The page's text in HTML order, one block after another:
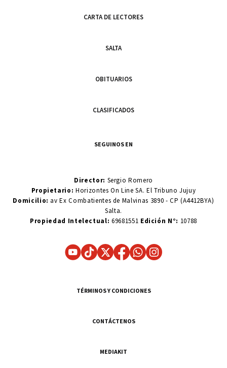
CARTA DE LECTORES
SALTA
OBITUARIOS
CLASIFICADOS
SEGUINOS EN
Director: Sergio Romero
Propietario:Horizontes On Line SA. El Tribuno Jujuy
Domicilio: av Ex Combatientes de Malvinas 3890 - CP (A4412BYA)
Salta.
Propiedad Intelectual: 69681551 Edición N°: 10788
TÉRMINOS Y CONDICIONES
CONTÁCTENOS
MEDIAKIT